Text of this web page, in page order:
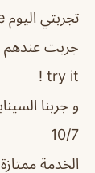
تجربتي اليوم Aim Coffee
try it !
و جربنا
10/7
الخدمة